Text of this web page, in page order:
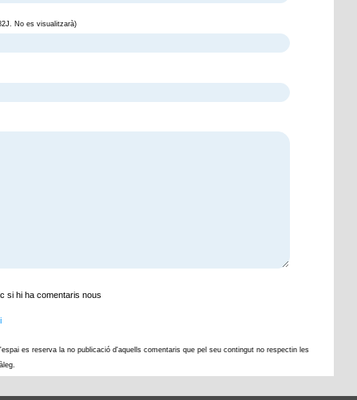
No es visualitzarà)
si hi ha comentaris nous
es reserva la no publicació d'aquells comentaris que pel seu contingut no respectin les